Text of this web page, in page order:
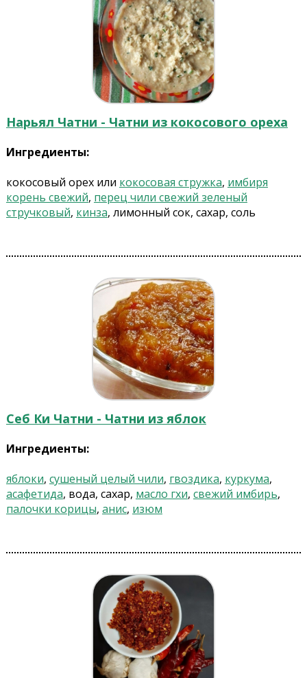
Нарьял Чатни - Чатни из кокосового ореха
Ингредиенты:
кокосовый орех или кокосовая стружка, имбиря
корень свежий, перец чили свежий зеленый
стручковый, кинза, лимонный сок, сахар, соль
Себ Ки Чатни - Чатни из яблок
Ингредиенты:
яблоки, сушеный целый чили, гвоздика, куркума,
асафетида, вода, сахар, масло гхи, свежий имбирь,
палочки корицы, анис, изюм